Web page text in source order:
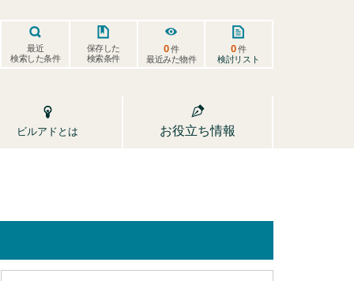
最近
検索した条件
保存した
検索条件
0件
最近みた物件
0件
検討リスト
ビルアドとは お役立ち情報